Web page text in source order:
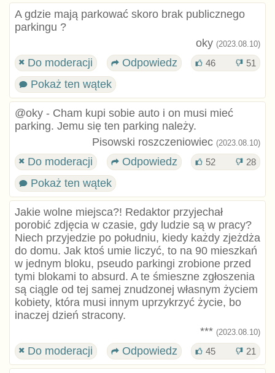
A gdzie mają parkować skoro brak publicznego
parkingu ?
oky (2023.08.10)
Do moderacji Odpowiedz 46 51
Pokaż ten wątek
@oky - Cham kupi sobie auto i on musi mieć
parking. Jemu się ten parking należy.
Pisowski roszczeniowiec (2023.08.10)
Do moderacji Odpowiedz 52 28
Pokaż ten wątek
Jakie wolne miejsca?! Redaktor przyjechał
porobić zdjęcia w czasie, gdy ludzie są w pracy?
Niech przyjedzie po południu, kiedy każdy zjeżdża
do domu. Jak ktoś umie liczyć, to na 90 mieszkań
w jednym bloku, pseudo parkingi zrobione przed
tymi blokami to absurd. A te śmieszne zgłoszenia
są ciągle od tej samej znudzonej własnym życiem
kobiety, która musi innym uprzykrzyć życie, bo
inaczej dzień stracony.
*** (2023.08.10)
Do moderacji Odpowiedz 45 21